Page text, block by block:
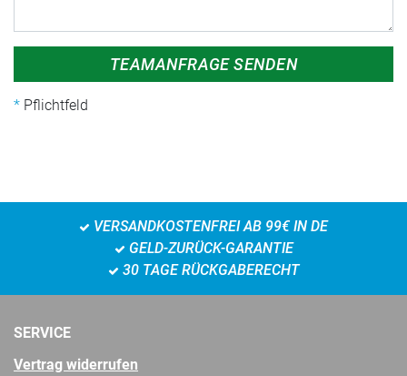
TEAMANFRAGE SENDEN
Pflichtfeld
VERSANDKOSTENFREI AB 99€ IN DE
GELD-ZURÜCK-GARANTIE
30 TAGE RÜCKGABERECHT
SERVICE
Vertrag widerrufen